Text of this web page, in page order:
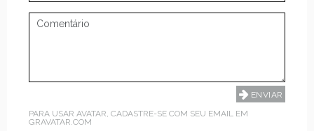
PARA USAR AVATAR, CADASTRE-SE COM SEU EMAIL EM
GRAVATAR.COM